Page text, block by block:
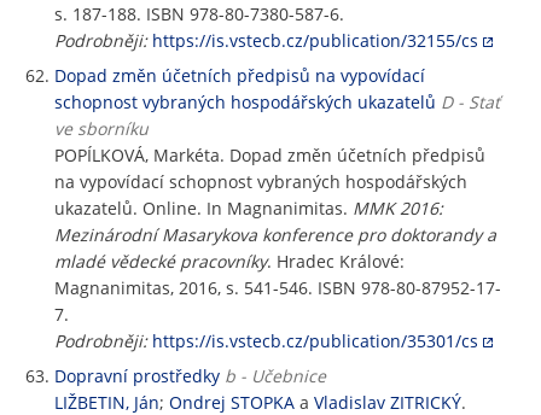
s. 187-188. ISBN 978-80-7380-587-6.
Podrobněji: https://is.vstecb.cz/publication/32155/cs
Dopad změn účetních předpisů na vypovídací
schopnost vybraných hospodářských ukazatelů D - Stať
ve sborníku
POPÍLKOVÁ, Markéta. Dopad změn účetních předpisů
na vypovídací schopnost vybraných hospodářských
ukazatelů. Online. In Magnanimitas. MMK 2016:
Mezinárodní Masarykova konference pro doktorandy a
mladé vědecké pracovníky. Hradec Králové:
Magnanimitas, 2016, s. 541-546. ISBN 978-80-87952-17-
7.
Podrobněji: https://is.vstecb.cz/publication/35301/cs
Dopravní prostředky b - Učebnice
LIŽBETIN, Ján; Ondrej STOPKA a Vladislav ZITRICKÝ.